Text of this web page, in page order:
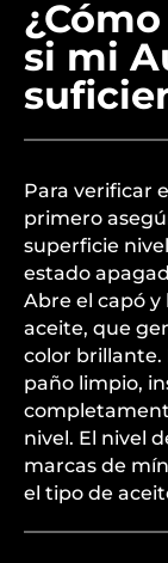
si mi
Para verificar
primero
superficie
estado
Abre el capó y
aceite, que
color brillante.
paño limpio,
nivel. El nivel
marcas de
el tipo de